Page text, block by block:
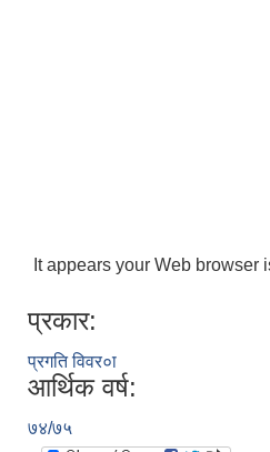
It appears your Web
प्रकार:
प्रगति विवर०ा
आर्थिक वर्ष:
७४/७५